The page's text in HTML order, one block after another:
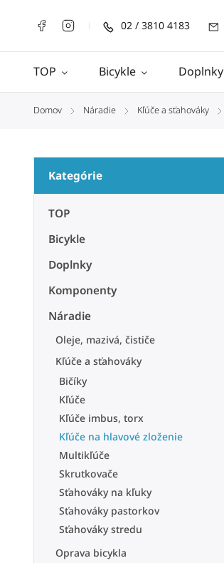
02 / 3810 4183
TOP Bicykle Doplnky
Domov / Náradie / Kľúče a sťahováky /
Kategórie
TOP
Bicykle
Doplnky
Komponenty
Náradie
Oleje, mazivá, čističe
Kľúče a sťahováky
Bičíky
Kľúče
Kľúče imbus, torx
Kľúče na hlavové zloženie
Multikľúče
Skrutkovače
Sťahováky na kľuky
Sťahováky pastorkov
Sťahováky stredu
Oprava bicykla